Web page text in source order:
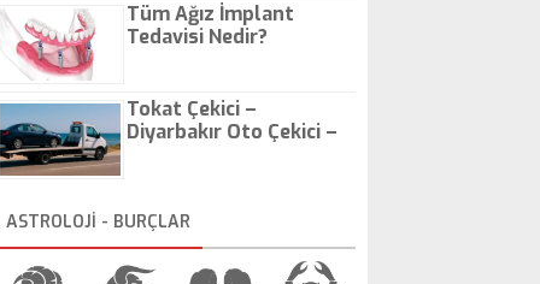
Tüm Ağız İmplant
Tedavisi Nedir?
Tokat Çekici –
Diyarbakır Oto Çekici –
ASTROLOJİ - BURÇLAR